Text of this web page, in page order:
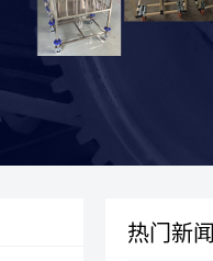
热门新闻